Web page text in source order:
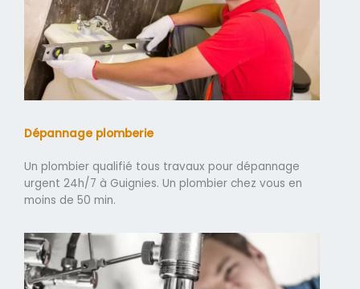
Dépannage plomberie
Un plombier qualifié tous travaux pour dépannage
urgent 24h/7 à Guignies. Un plombier chez vous en
moins de 50 min.